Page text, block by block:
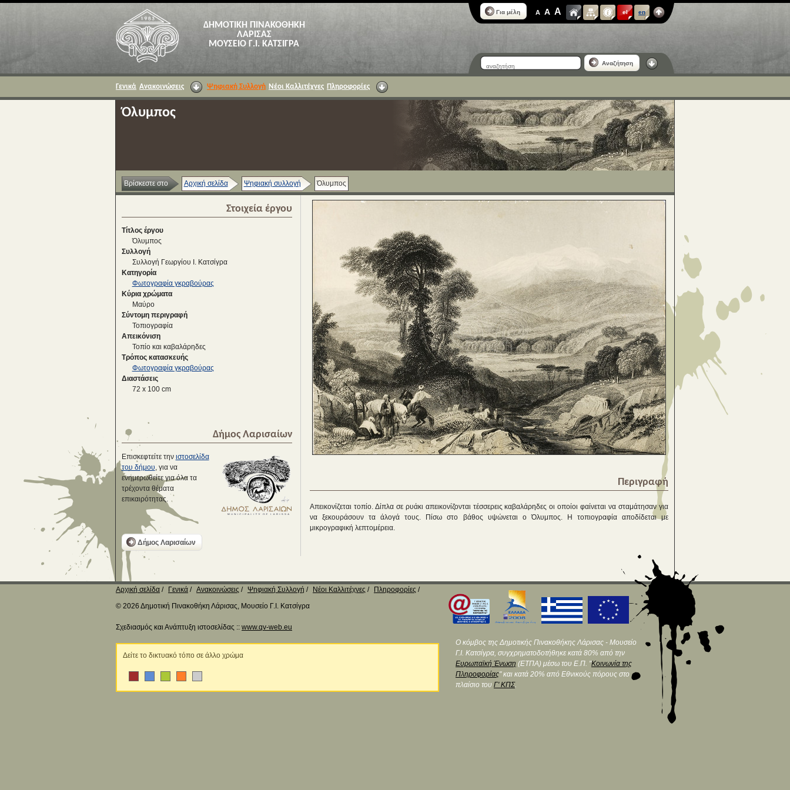
ΔΗΜΟΤΙΚΗ ΠΙΝΑΚΟΘΗΚΗ
ΛΑΡΙΣΑΣ
ΜΟΥΣΕΙΟ Γ.Ι. ΚΑΤΣΙΓΡΑ
Για μέλη A A A el en
Αναζήτηση
Γενικά Ανακοινώσεις Ψηφιακή Συλλογή Νέοι Καλλιτέχνες Πληροφορίες
Όλυμπος
Βρίσκεστε στο Αρχική σελίδα Ψηφιακή συλλογή Όλυμπος
Στοιχεία έργου
Τίτλος έργου
Όλυμπος
Συλλογή
Συλλογή Γεωργίου Ι. Κατσίγρα
Κατηγορία
Φωτογραφία γκραβούρας
Κύρια χρώματα
Μαύρο
Σύντομη περιγραφή
Τοπιογραφία
Απεικόνιση
Τοπίο και καβαλάρηδες
Τρόπος κατασκευής
Φωτογραφία γκραβούρας
Διαστάσεις
72 x 100 cm
Δήμος Λαρισαίων
Επισκεφτείτε την ιστοσελίδα
του δήμου, για να
ενημερωθείτε για όλα τα
τρέχοντα θέματα
επικαιρότητας.
Δήμος Λαρισαίων
Περιγραφή
Απεικονίζεται τοπίο. Δίπλα σε ρυάκι απεικονίζονται τέσσερεις καβαλάρηδες οι οποίοι φαίνεται να σταμάτησαν για
να ξεκουράσουν τα άλογά τους. Πίσω στο βάθος υψώνεται ο Όλυμπος. Η τοπιογραφία αποδίδεται με
μικρογραφική λεπτομέρεια.
Αρχική σελίδα Γενικά Ανακοινώσεις Ψηφιακή Συλλογή Νέοι Καλλιτέχνες
Πληροφορίες
© 2026 Δημοτική Πινακοθήκη Λάρισας, Μουσείο Γ.Ι. Κατσίγρα
Σχεδιασμός και Ανάπτυξη ιστοσελίδας :: www.qv-web.eu
Δείτε το δικτυακό τόπο σε άλλο χρώμα
Ο κόμβος της Δημοτικής Πινακοθήκης Λάρισας - Μουσείο
Γ.Ι. Κατσίγρα, συγχρηματοδοτήθηκε κατά 80% από την
Ευρωπαϊκή Ένωση (ΕΤΠΑ) μέσω του Ε.Π. "Κοινωνία της
Πληροφορίας" και κατά 20% από Εθνικούς πόρους στο
πλαίσιο του Γ' ΚΠΣ.